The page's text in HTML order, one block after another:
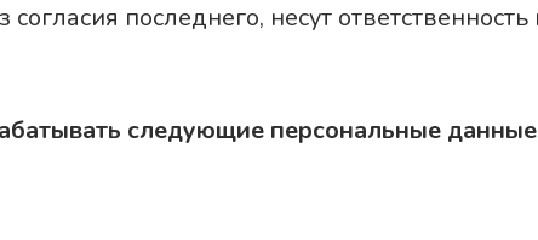
последнего, несут
следующие персональные